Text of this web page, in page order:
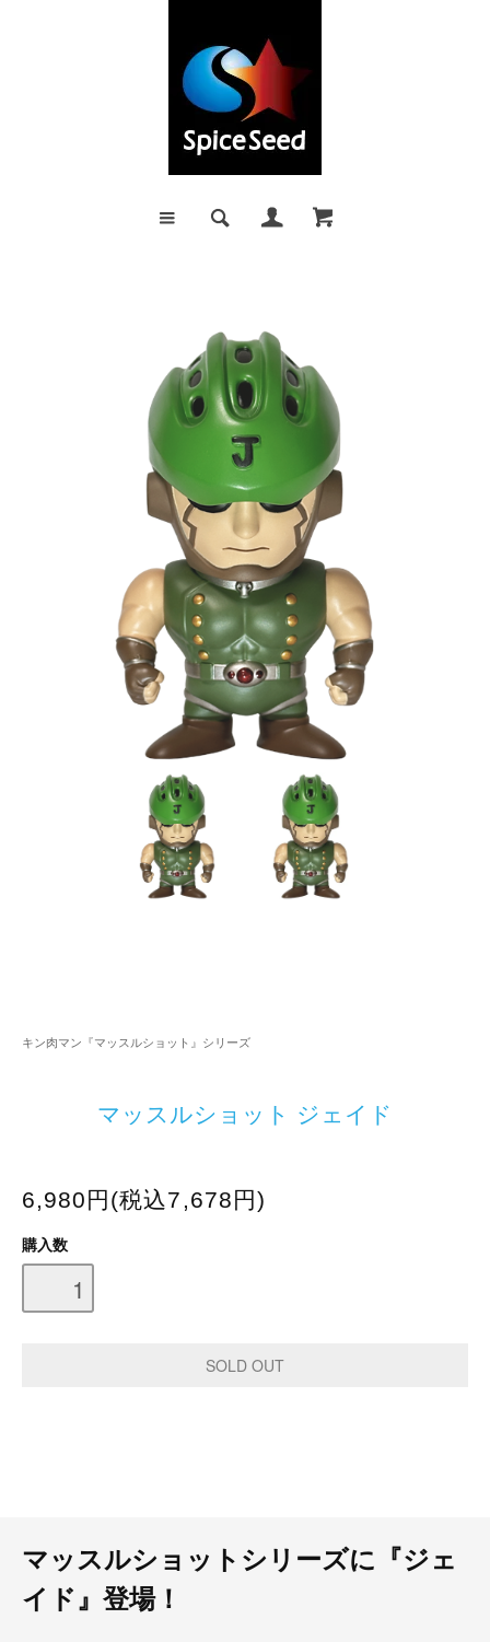
キン肉マン『マッスルショット』シリーズ
マッスルショット ジェイド
6,980円(税込7,678円)
購入数
マッスルショットシリーズに『ジェ
イド』登場！